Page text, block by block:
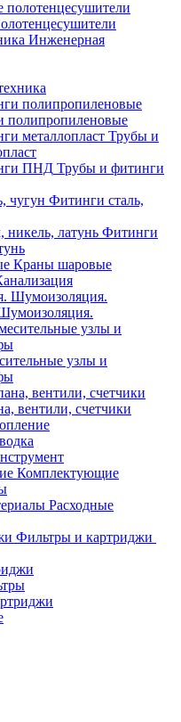
Инженерная
полипропиленовые
Трубы и
Трубы и фитинги
Фитинги сталь,
Фитинги
Краны шаровые
узлы и
вентили, счетчики
Комплектующие
Расходные
Фильтры и картриджи